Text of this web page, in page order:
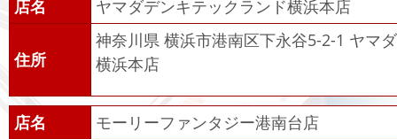
店名 ヤマダデンキテックランド横浜本店
住所
神奈川県 横浜市港南区下永谷5-2-1 ヤマ
横浜本店
店名
モーリーファンタジー港南台店